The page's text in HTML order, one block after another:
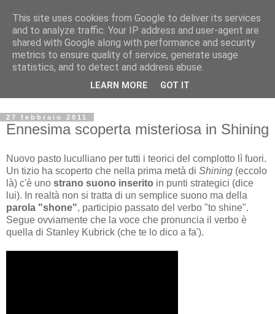
Archivio Kubrick: Blog
Commenti e notizie su Stanley Kubrick.
Segnalazione di eventi, nuovi libri in uscita, recensioni,
mostre e appuntamenti.
27 febbraio 2011
Ennesima scoperta misteriosa in Shining
Nuovo pasto luculliano per tutti i teorici del complotto lì fuori.
Un tizio ha scoperto che nella prima metà di Shining (eccolo
là) c'è uno strano suono inserito in punti strategici (dice
lui). In realtà non si tratta di un semplice suono ma della
parola "shone", participio passato del verbo "to shine".
Segue ovviamente che la voce che pronuncia il verbo è
quella di Stanley Kubrick (che te lo dico a fa').
This site uses cookies from Google to deliver its services
and to analyze traffic. Your IP address and user-agent are
shared with Google along with performance and security
metrics to ensure quality of service, generate usage
statistics, and to detect and address abuse.
LEARN MORE GOT IT